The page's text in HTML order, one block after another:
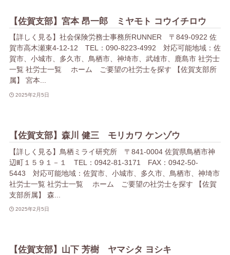
【佐賀支部】宮本 昂一郎 ミヤモト コウイチロウ
【詳しく見る】社会保険労務士事務所RUNNER 〒849-0922 佐
賀市高木瀬東4-12-12 TEL：090-8223-4992 対応可能地域：佐
賀市、小城市、多久市、鳥栖市、神埼市、武雄市、鹿島市 社労士
一覧 社労士一覧 ホーム ご要望の社労士を探す 【佐賀支部所
属】 宮本...
2025年2月5日
【佐賀支部】森川 健三 モリカワ ケンゾウ
【詳しく見る】鳥栖ミライ研究所 〒841-0004 佐賀県鳥栖市神
辺町１５９１－１ TEL：0942-81-3171 FAX：0942-50-
5443 対応可能地域：佐賀市、小城市、多久市、鳥栖市、神埼市
社労士一覧 社労士一覧 ホーム ご要望の社労士を探す 【佐賀
支部所属】 森...
2025年2月5日
【佐賀支部】山下 芳樹 ヤマシタ ヨシキ